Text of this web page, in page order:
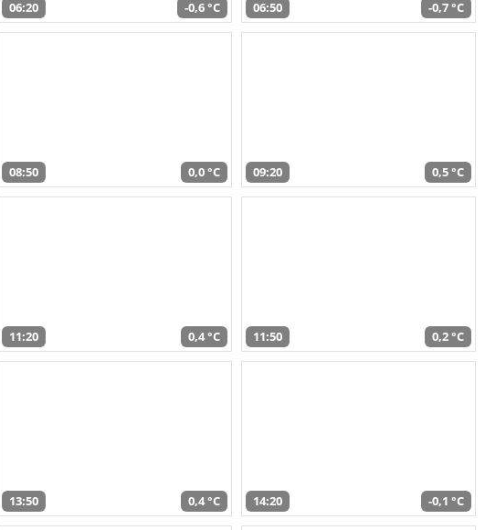
06:20 -0,6 °C 06:50 -0,7 °C
08:50 0,0 °C 09:20 0,5 °C
11:20 0,4 °C 11:50 0,2 °C
13:50 0,4 °C 14:20 -0,1 °C